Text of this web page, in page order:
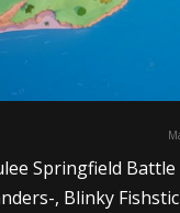
Springfield
, Blinky